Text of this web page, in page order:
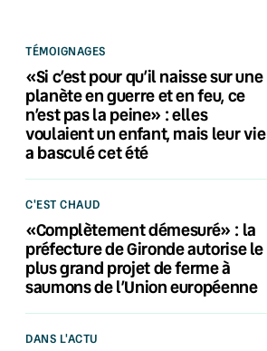
TÉMOIGNAGES
«Si c’est pour qu’il naisse sur une
planète en guerre et en feu, ce
n’est pas la peine» : elles
voulaient un enfant, mais leur vie
a basculé cet été
C'EST CHAUD
«Complètement démesuré» : la
préfecture de Gironde autorise le
plus grand projet de ferme à
saumons de l’Union européenne
DANS L'ACTU